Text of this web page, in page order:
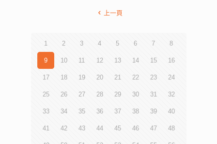
上一頁
1 2 3 4 5 6 7 8
9 10 11 12 13 14 15 16
17 18 19 20 21 22 23 24
25 26 27 28 29 30 31 32
33 34 35 36 37 38 39 40
41 42 43 44 45 46 47 48